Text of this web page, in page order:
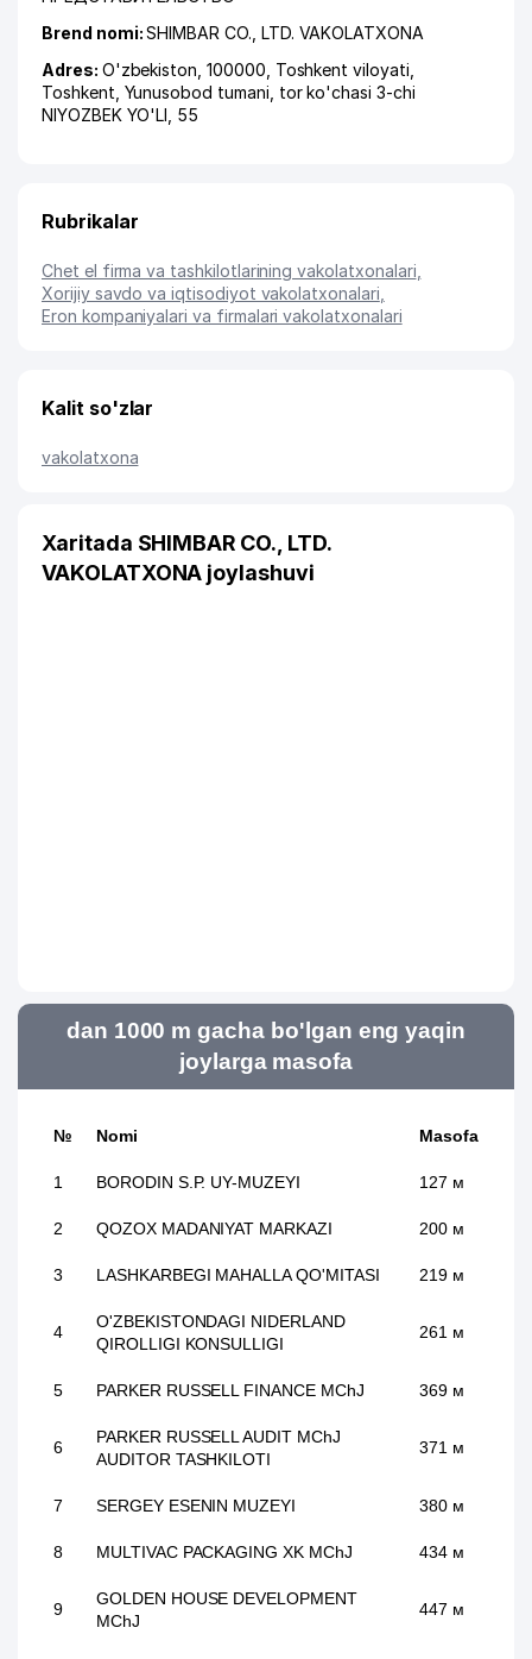
Brend nomi:SHIMBAR CO., LTD. VAKOLATXONA
Adres: O'zbekiston, 100000, Toshkent viloyati
Toshkent Yunusobod tumani tor ko'chasi 3-chi
NIYOZBEK YO'LI , 55
Rubrikalar
Chet el firma va tashkilotlarining vakolatxonalari
Xorijiy savdo va iqtisodiyot vakolatxonalari
Eron kompaniyalari va firmalari vakolatxonalari
Kalit so'zlar
vakolatxona
Xaritada SHIMBAR CO., LTD.
VAKOLATXONA joylashuvi
dan 1000 m gacha bo'lgan eng yaqin
joylarga masofa
№ Nomi Masofa
1 BORODIN S.P. UY-MUZEYI 127 м
2 QOZOX MADANIYAT MARKAZI 200 м
3 LASHKARBEGI MAHALLA QO'MITASI 219 м
4
O'ZBEKISTONDAGI NIDERLAND
QIROLLIGI KONSULLIGI
261 м
5 PARKER RUSSELL FINANCE MChJ 369 м
6
PARKER RUSSELL AUDIT MChJ
AUDITOR TASHKILOTI
371 м
7 SERGEY ESENIN MUZEYI 380 м
8 MULTIVAC PACKAGING XK MChJ 434 м
9
GOLDEN HOUSE DEVELOPMENT
MChJ
447 м